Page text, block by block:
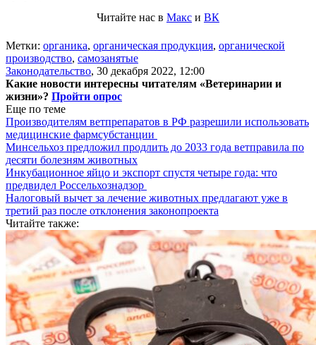
Читайте нас в Макс и ВК
Метки: органика, органическая продукция, органической
производство, самозанятые
Законодательство, 30 декабря 2022, 12:00
Какие новости интересны читателям «Ветеринарии и
жизни»? Пройти опрос
Еще по теме
Производителям ветпрепаратов в РФ разрешили использовать
медицинские фармсубстанции
Минсельхоз предложил продлить до 2033 года ветправила по
десяти болезням животных
Инкубационное яйцо и экспорт спустя четыре года: что
предвидел Россельхознадзор
Налоговый вычет за лечение животных предлагают уже в
третий раз после отклонения законопроекта
Читайте также: